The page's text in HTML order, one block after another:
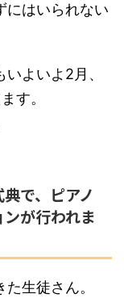
にはいられない
よいよ2月、
す。
で、ピアノ
が行われま
生徒さん。